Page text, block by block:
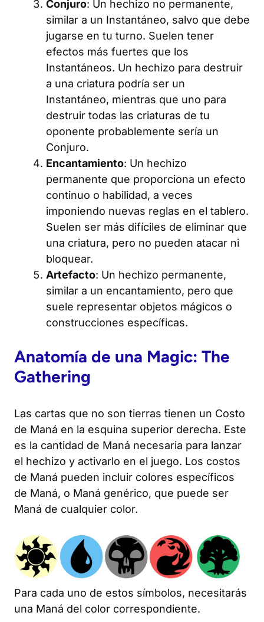
Conjuro: Un hechizo no permanente,
similar a un Instantáneo, salvo que debe
jugarse en tu turno. Suelen tener
efectos más fuertes que los
Instantáneos. Un hechizo para destruir
a una criatura podría ser un
Instantáneo, mientras que uno para
destruir todas las criaturas de tu
oponente probablemente sería un
Conjuro.
Encantamiento: Un hechizo
permanente que proporciona un efecto
continuo o habilidad, a veces
imponiendo nuevas reglas en el tablero.
Suelen ser más difíciles de eliminar que
una criatura, pero no pueden atacar ni
bloquear.
Artefacto: Un hechizo permanente,
similar a un encantamiento, pero que
suele representar objetos mágicos o
construcciones específicas.
Anatomía de una Magic: The
Gathering
Las cartas que no son tierras tienen un Costo
de Maná en la esquina superior derecha. Este
es la cantidad de Maná necesaria para lanzar
el hechizo y activarlo en el juego. Los costos
de Maná pueden incluir colores específicos
de Maná, o Maná genérico, que puede ser
Maná de cualquier color.
Para cada uno de estos símbolos, necesitarás
una Maná del color correspondiente.